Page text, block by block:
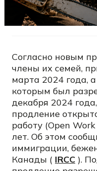
Согласно новым
члены их семей,
марта 2024 года,
которым был
декабря 2024
продление
работу (Open
лет. Об этом
иммиграции,
Канады ( IRCC ).